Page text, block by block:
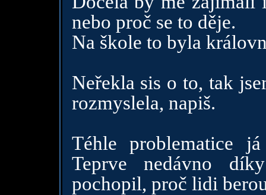
nebo proč se to děje.
Na škole to byla
Neřekla sis o to, tak
rozmyslela, napiš.
Téhle problematice
Teprve nedávno
pochopil, proč lidi